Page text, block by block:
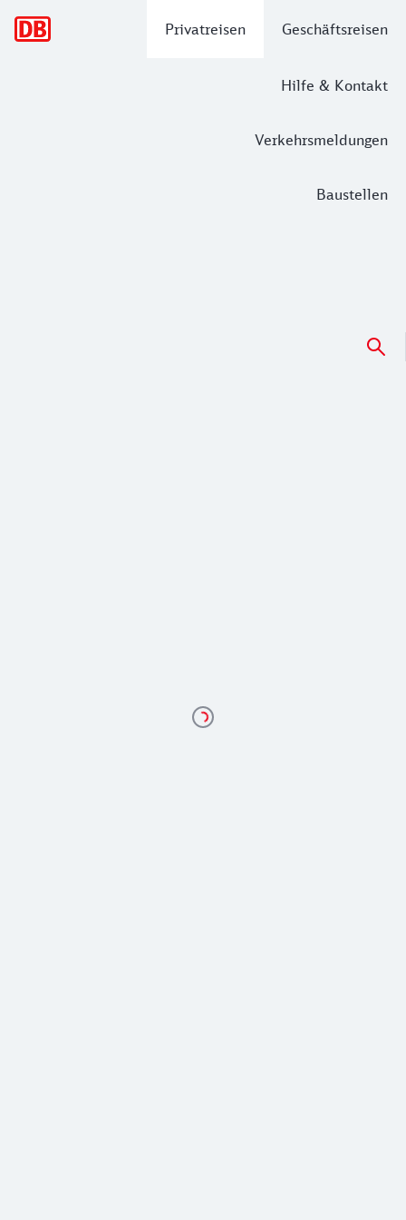
Privatreisen Geschäftsreisen
Hilfe & Kontakt
Verkehrsmeldungen
Baustellen